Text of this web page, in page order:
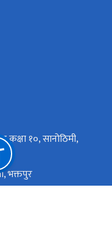
कक्षा १०, सानोठिमी,
भक्तपुर